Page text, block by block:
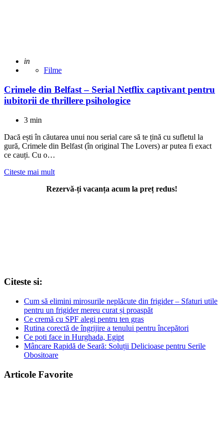
Adaugat
in
Filme
Crimele din Belfast – Serial Netflix captivant pentru
iubitorii de thrillere psihologice
3 min
Dacă ești în căutarea unui nou serial care să te țină cu sufletul la
gură, Crimele din Belfast (în original The Lovers) ar putea fi exact
ce cauți. Cu o…
Citeste mai mult
Rezervă-ți vacanța acum la preț redus!
Citeste si:
Cum să elimini mirosurile neplăcute din frigider – Sfaturi utile
pentru un frigider mereu curat și proaspăt
Ce cremă cu SPF alegi pentru ten gras
Rutina corectă de îngrijire a tenului pentru începători
Ce poti face in Hurghada, Egipt
Mâncare Rapidă de Seară: Soluții Delicioase pentru Serile
Obositoare
Articole Favorite